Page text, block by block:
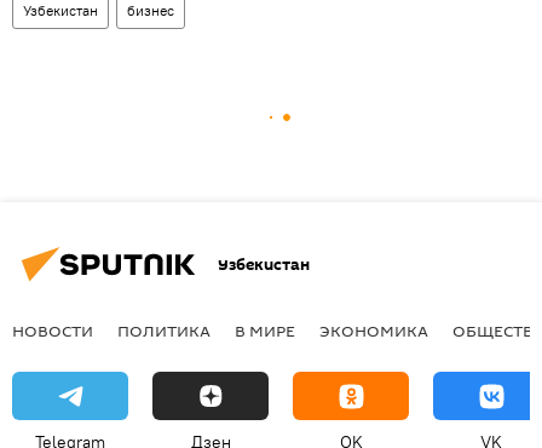
Узбекистан бизнес
Узбекистан
НОВОСТИ ПОЛИТИКА В МИРЕ ЭКОНОМИКА
Telegram Дзен OK VK